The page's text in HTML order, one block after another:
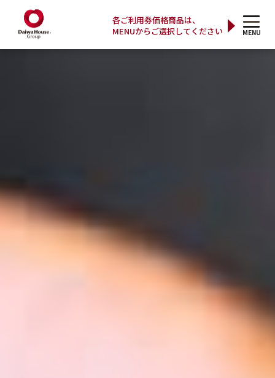
各ご利用券価格商品は、
MENUからご選択してください